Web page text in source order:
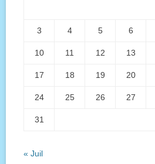
3 4 5 6
10 11 12 13
17 18 19 20
24 25 26 27
31
« Juil